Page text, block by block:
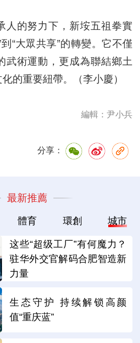
的努力下，新垵五祖拳實
“大眾共享”的轉變。它不僅
武術運動，更成為聯結鄉土
的重要紐帶。（李小慶）
編輯：尹小兵
分享：
最新推薦
體育 環創 城市
这些“超级工厂”有何魔力？
驻华外交官解码合肥智造新
力量
生态守护 持续解锁高颜
值“重庆蓝”